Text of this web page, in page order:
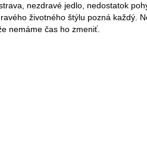
nezdravé jedlo, nedostatok
životného štýlu pozná každý.
nemáme čas ho zmeniť.